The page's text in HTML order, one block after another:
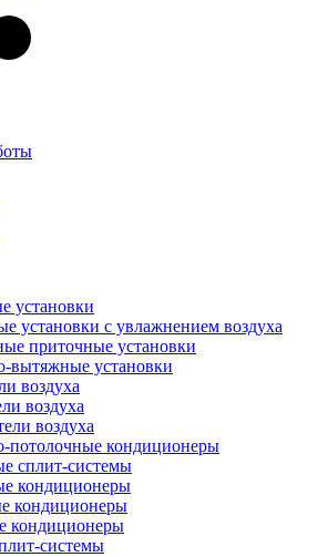
установки
установки с увлажнением воздуха
приточные установки
вытяжные установки
воздуха
воздуха
воздуха
потолочные кондиционеры
сплит-системы
кондиционеры
кондиционеры
кондиционеры
системы